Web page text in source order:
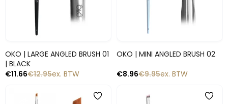
OKO | LARGE ANGLED BRUSH 01
| BLACK
€12.95
€11.66 ex. BTW
OKO | MINI ANGLED BRUSH 02
€9.95
€8.96 ex. BTW